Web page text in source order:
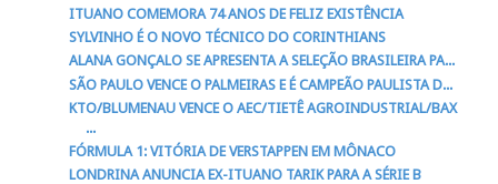
ITUANO COMEMORA 74 ANOS DE FELIZ EXISTÊNCIA
SYLVINHO É O NOVO TÉCNICO DO CORINTHIANS
ALANA GONÇALO SE APRESENTA A SELEÇÃO BRASILEIRA PA...
SÃO PAULO VENCE O PALMEIRAS E É CAMPEÃO PAULISTA D...
KTO/BLUMENAU VENCE O AEC/TIETÊ AGROINDUSTRIAL/BAX
...
FÓRMULA 1: VITÓRIA DE VERSTAPPEN EM MÔNACO
LONDRINA ANUNCIA EX-ITUANO TARIK PARA A SÉRIE B